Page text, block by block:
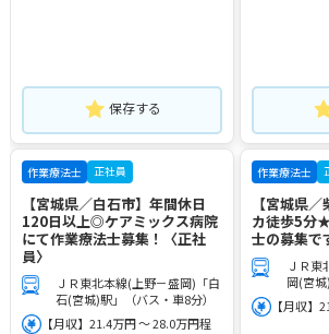
保存する
作業療法士 正社員
【宮城県／白石市】年間休日
120日以上◎ケアミックス病院
にて作業療法士募集！〈正社
員〉
ＪＲ東北本線(上野－盛岡)「白
石(宮城)駅」（バス・車8分）
【月収】21.4万円 ～ 28.0万円程
作業療法士
【宮城県
カ徒歩5分
士の募集で
ＪＲ東
岡(宮城
【月収】